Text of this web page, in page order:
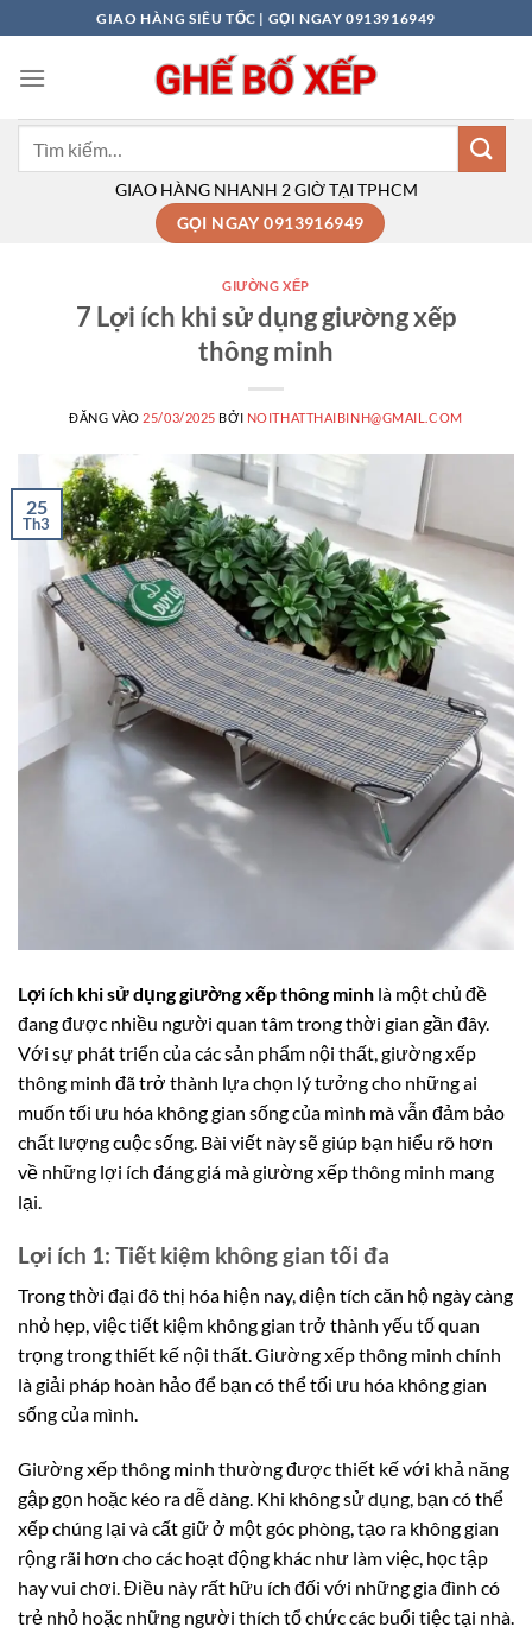
qua
nội
GIAO HÀNG SIÊU TỐC | GỌI NGAY 0913916949
GIAO HÀNG NHANH 2 GIỜ TẠI TPHCM
GỌI NGAY 0913916949
GIƯỜNG XẾP
7 Lợi ích khi sử dụng giường xếp
thông minh
ĐĂNG VÀO 25/03/2025 BỞI NOITHATTHAIBINH@GMAIL.COM
25
Th3
Lợi ích khi sử dụng giường xếp thông minh là một chủ đề
đang được nhiều người quan tâm trong thời gian gần đây.
Với sự phát triển của các sản phẩm nội thất, giường xếp
thông minh đã trở thành lựa chọn lý tưởng cho những ai
muốn tối ưu hóa không gian sống của mình mà vẫn đảm bảo
chất lượng cuộc sống. Bài viết này sẽ giúp bạn hiểu rõ hơn
về những lợi ích đáng giá mà giường xếp thông minh mang
lại.
Lợi ích 1: Tiết kiệm không gian tối đa
Trong thời đại đô thị hóa hiện nay, diện tích căn hộ ngày càng
nhỏ hẹp, việc tiết kiệm không gian trở thành yếu tố quan
trọng trong thiết kế nội thất. Giường xếp thông minh chính
là giải pháp hoàn hảo để bạn có thể tối ưu hóa không gian
sống của mình.
Giường xếp thông minh thường được thiết kế với khả năng
gập gọn hoặc kéo ra dễ dàng. Khi không sử dụng, bạn có thể
xếp chúng lại và cất giữ ở một góc phòng, tạo ra không gian
rộng rãi hơn cho các hoạt động khác như làm việc, học tập
hay vui chơi. Điều này rất hữu ích đối với những gia đình có
trẻ nhỏ hoặc những người thích tổ chức các buổi tiệc tại nhà.